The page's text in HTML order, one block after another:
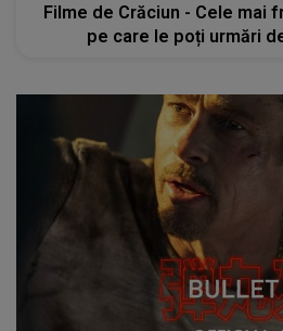
Filme de Crăciun - Cele mai
pe care le poți urmări